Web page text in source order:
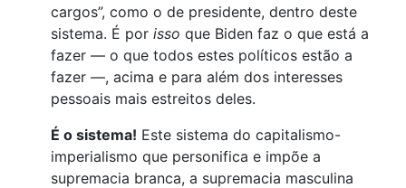
cargos”, como o de presidente, dentro deste
sistema. É por isso que Biden faz o que está a
fazer — o que todos estes políticos estão a
fazer —, acima e para além dos interesses
pessoais mais estreitos deles.
É o sistema! Este sistema do capitalismo-
imperialismo que personifica e impõe a
supremacia branca, a supremacia masculina